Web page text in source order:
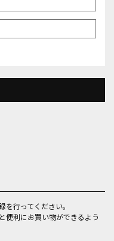
行ってください。
便利にお買い物ができるよう